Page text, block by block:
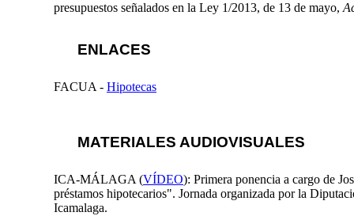
presupuestos señalados en la Ley 1/2013, de 13 de mayo,
ENLACES
FACUA - Hipotecas
MATERIALES AUDIOVISUALES
ICA-MÁLAGA (VÍDEO): Primera ponencia a cargo de
préstamos hipotecarios". Jornada organizada por la
Icamalaga.